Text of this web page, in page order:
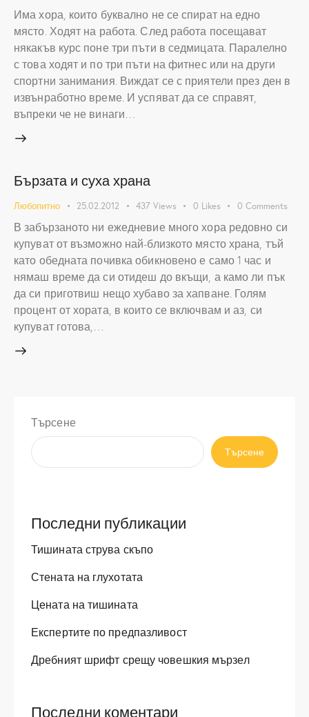
Има хора, които буквално не се спират на едно
място. Ходят на работа. След работа посещават
някакъв курс поне три пъти в седмицата. Паралелно
с това ходят и по три пъти на фитнес или на други
спортни занимания. Виждат се с приятели през ден в
извънработно време. И успяват да се справят,
въпреки че не винаги…
Бързата и суха храна
Любопитно 25.02.2012 437 Views 0 Likes 0 Comments
В забързаното ни ежедневие много хора редовно си
купуват от възможно най-близкото място храна, тъй
като обедната почивка обикновено е само 1 час и
нямаш време да си отидеш до вкъщи, а камо ли пък
да си приготвиш нещо хубаво за хапване. Голям
процент от хората, в които се включвам и аз, си
купуват готова,…
Търсене
Търсене
Последни публикации
Тишината струва скъпо
Стената на глухотата
Цената на тишината
Експертите по предпазливост
Дребният шрифт срещу човешкия мързел
Последни коментари